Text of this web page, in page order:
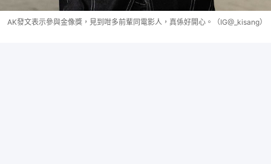
AK發文表示參與金像獎，見到咁多前輩同電影人，真係好開心。（IG@_kisang）